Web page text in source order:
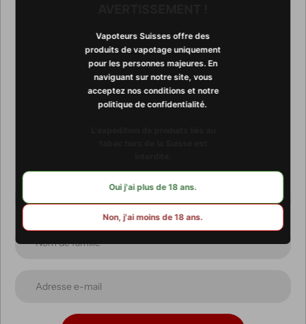
Abonnez-vous à notre
newsletter
Vapoteurs Suisses offre des
produits de vapotage uniquement
pour les personnes majeures. En
naviguant sur notre site, vous
acceptez nos conditions et notre
politique de confidentialité. ​​
Oui j'ai plus de 18 ans.
Non, j'ai moins de 18 ans.